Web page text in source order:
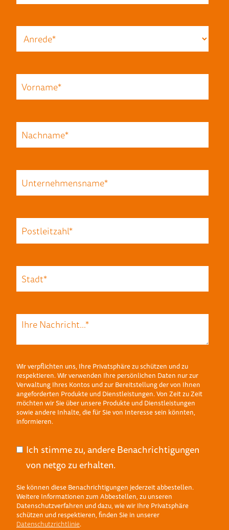
Wir verpflichten uns, Ihre Privatsphäre zu schützen und zu
respektieren. Wir verwenden Ihre persönlichen Daten nur zur
Verwaltung Ihres Kontos und zur Bereitstellung der von Ihnen
angeforderten Produkte und Dienstleistungen. Von Zeit zu Zeit
möchten wir Sie über unsere Produkte und Dienstleistungen
sowie andere Inhalte, die für Sie von Interesse sein könnten,
informieren.
Ich stimme zu, andere Benachrichtigungen
von netgo zu erhalten.
Sie können diese Benachrichtigungen jederzeit abbestellen.
Weitere Informationen zum Abbestellen, zu unseren
Datenschutzverfahren und dazu, wie wir Ihre Privatsphäre
schützen und respektieren, finden Sie in unserer
Datenschutzrichtlinie.